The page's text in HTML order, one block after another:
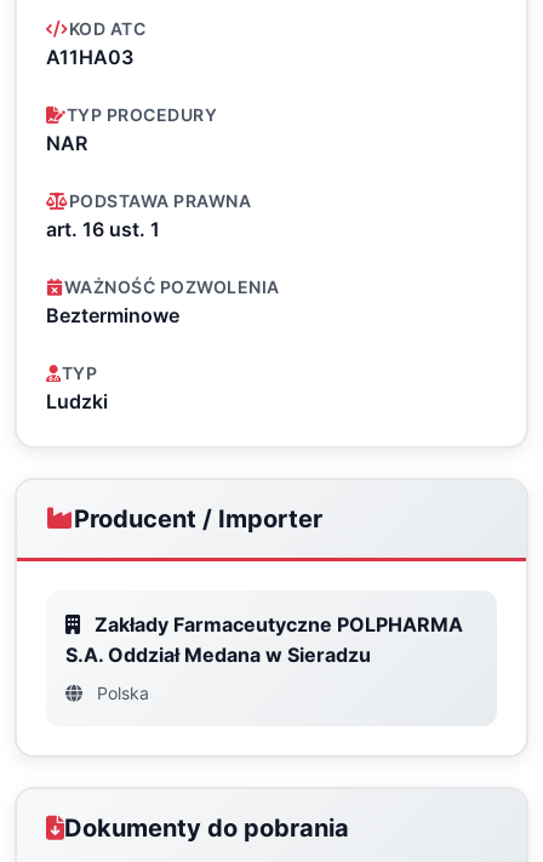
KOD ATC
A11HA03
TYP PROCEDURY
NAR
PODSTAWA PRAWNA
art. 16 ust. 1
WAŻNOŚĆ POZWOLENIA
Bezterminowe
TYP
Ludzki
Producent / Importer
Zakłady Farmaceutyczne POLPHARMA
S.A. Oddział Medana w Sieradzu
Polska
Dokumenty do pobrania